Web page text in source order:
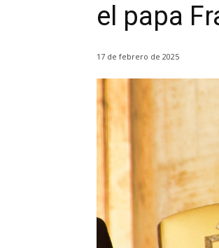
el papa
17 de febrero de 2025